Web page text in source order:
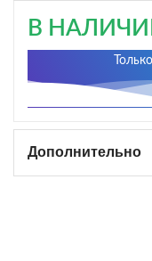
В
Дополнительно